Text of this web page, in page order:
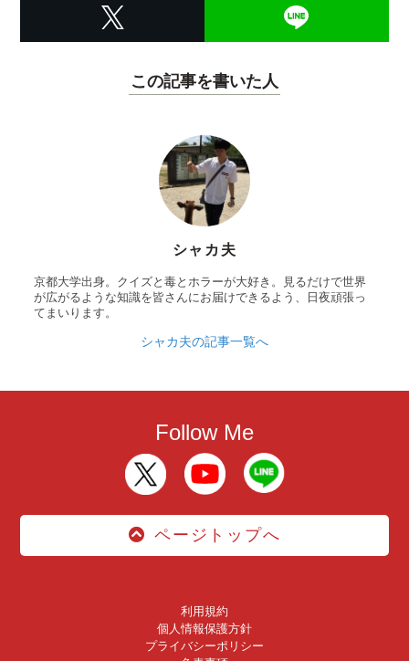
この記事を書いた人
シャカ夫
京都大学出身。クイズと毒とホラーが大好き。見るだけで世界
が広がるような知識を皆さんにお届けできるよう、日夜頑張っ
てまいります。
シャカ夫の記事一覧へ
Follow Me
ページトップへ
利用規約
個人情報保護方針
プライバシーポリシー